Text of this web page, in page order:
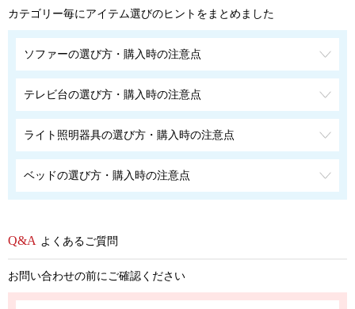
カテゴリー毎にアイテム選びのヒントをまとめました
ソファーの選び方・購入時の注意点
テレビ台の選び方・購入時の注意点
ライト照明器具の選び方・購入時の注意点
ベッドの選び方・購入時の注意点
よくあるご質問
お問い合わせの前にご確認ください